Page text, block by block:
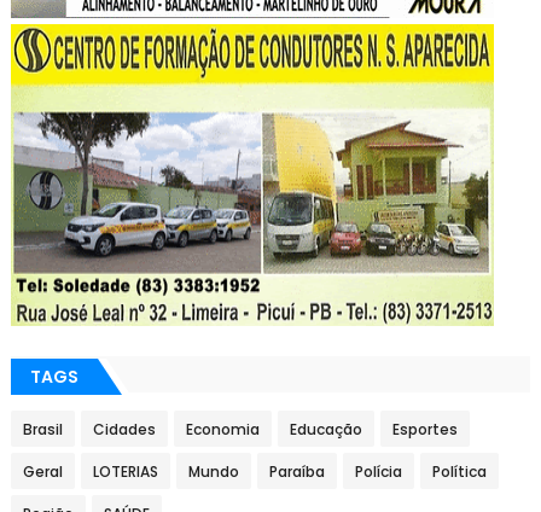
TAGS
Brasil Cidades Economia Educação Esportes
Geral LOTERIAS Mundo Paraíba Polícia Política